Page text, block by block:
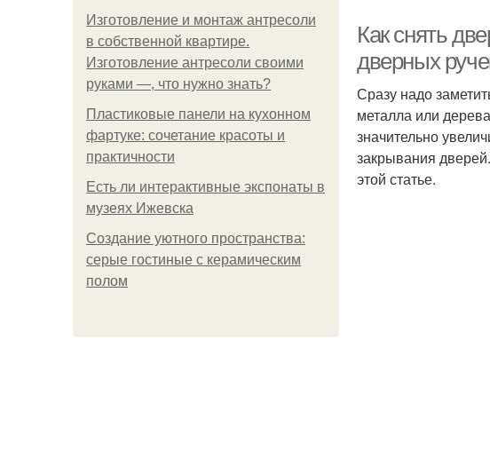
Изготовление и монтаж антресоли
в собственной квартире.
Изготовление антресоли своими
руками —, что нужно знать?
Пластиковые панели на кухонном
фартуке: сочетание красоты и
практичности
Есть ли интерактивные экспонаты в
музеях Ижевска
Создание уютного пространства:
серые гостиные с керамическим
полом
Ручки на
дверь
Ручка без
Как снять
дверных
Сразу надо
металла или
значительно
закрывания
этой статье.